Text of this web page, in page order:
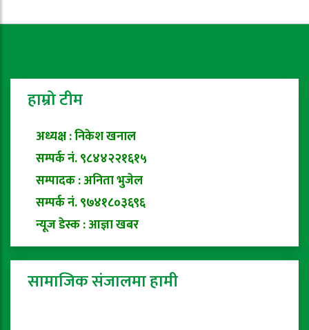
हाम्रो टीम
अध्यक्ष : निकेश खनाल
सम्पर्क नं. ९८४४२२१६१५
सम्पादक : अनिता भुजेल
सम्पर्क नं. ९७४१८०३६९६
न्यूज डेस्क : आज्ञा खबर
सामाजिक संजालमा हामी